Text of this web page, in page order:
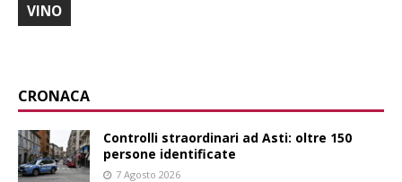
VINO
CRONACA
Controlli straordinari ad Asti: oltre 150
persone identificate
7 Agosto 2026